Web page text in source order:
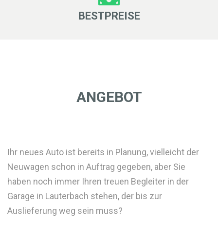
BESTPREISE
ANGEBOT
Ihr neues Auto ist bereits in Planung, vielleicht der
Neuwagen schon in Auftrag gegeben, aber Sie
haben noch immer Ihren treuen Begleiter in der
Garage in Lauterbach stehen, der bis zur
Auslieferung weg sein muss?